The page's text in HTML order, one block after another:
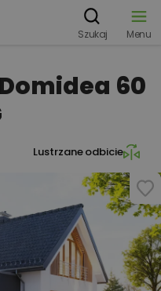
Szukaj Menu
60
Lustrzane odbicie